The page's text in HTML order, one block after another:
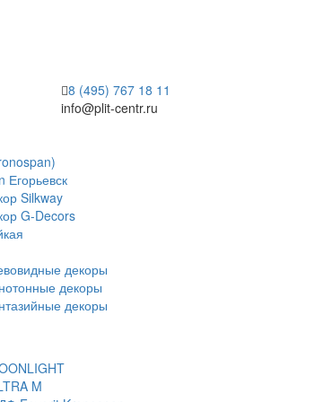
8 (495) 767 18 11
info@plit-centr.ru
Silkway
G-Decors
декоры
декоры
декоры
M